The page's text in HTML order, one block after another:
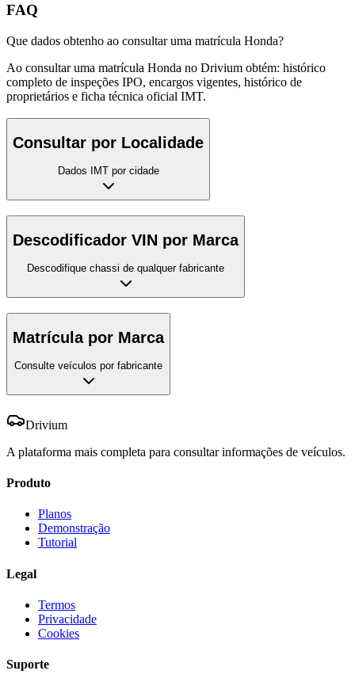
FAQ
Que dados obtenho ao consultar uma matrícula Honda?
Ao consultar uma matrícula Honda no Drivium obtém: histórico
completo de inspeções IPO, encargos vigentes, histórico de
proprietários e ficha técnica oficial IMT.
Consultar por Localidade
Dados IMT por cidade
Descodificador VIN por Marca
Descodifique chassi de qualquer fabricante
Matrícula por Marca
Consulte veículos por fabricante
Drivium
A plataforma mais completa para consultar informações de veículos.
Produto
Planos
Demonstração
Tutorial
Legal
Termos
Privacidade
Cookies
Suporte